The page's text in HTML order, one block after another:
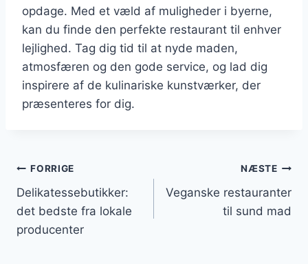
opdage. Med et væld af muligheder i byerne,
kan du finde den perfekte restaurant til enhver
lejlighed. Tag dig tid til at nyde maden,
atmosfæren og den gode service, og lad dig
inspirere af de kulinariske kunstværker, der
præsenteres for dig.
Indlægsnavigation
FORRIGE
Delikatessebutikker:
det bedste fra lokale
producenter
NÆSTE
Veganske restauranter
til sund mad